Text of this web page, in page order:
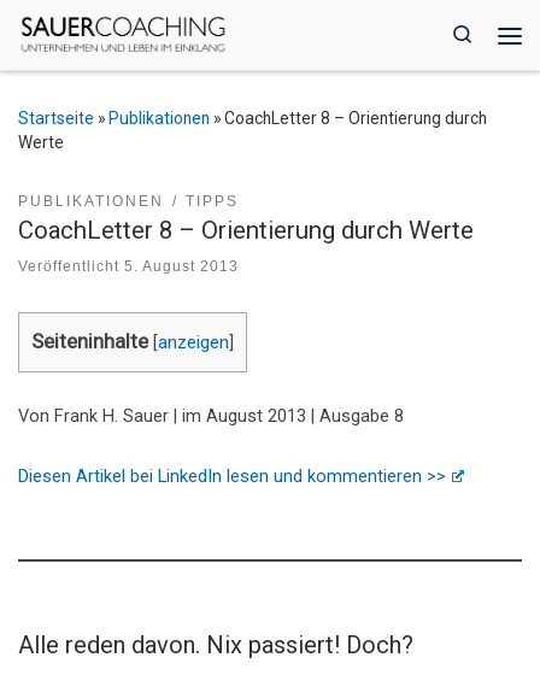
Zum Inhalt springen
Search
Startseite » Publikationen »CoachLetter 8 – Orientierung durch
Werte
PUBLIKATIONEN TIPPS
CoachLetter 8 – Orientierung durch Werte
Veröffentlicht 5. August 2013
Seiteninhalte [anzeigen]
Von Frank H. Sauer | im August 2013 | Ausgabe 8
Diesen Artikel bei LinkedIn lesen und kommentieren >>
Alle reden davon. Nix passiert! Doch?